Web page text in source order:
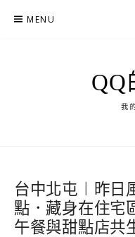
MENU
QQ
我
台中北屯︱昨日
點．藏身在住宅
午餐與甜點店共